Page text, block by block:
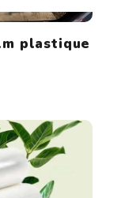
plastique